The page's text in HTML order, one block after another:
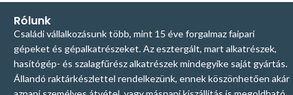
Rólunk
Családi vállalkozásunk több, mint 15 éve forgalmaz faipari
gépeket és gépalkatrészeket. Az esztergált, mart alkatrészek,
hasítógép- és szalagfűrész alkatrészek mindegyike saját gyártás.
Állandó raktárkészlettel rendelkezünk, ennek köszönhetően akár